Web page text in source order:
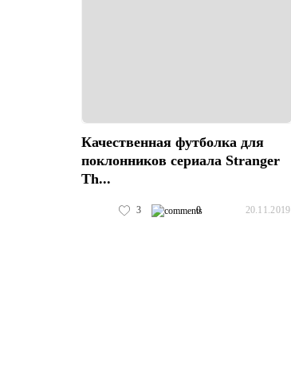
Качественная футболка для
поклонников сериала Stranger
Th...
3 0 20.11.2019